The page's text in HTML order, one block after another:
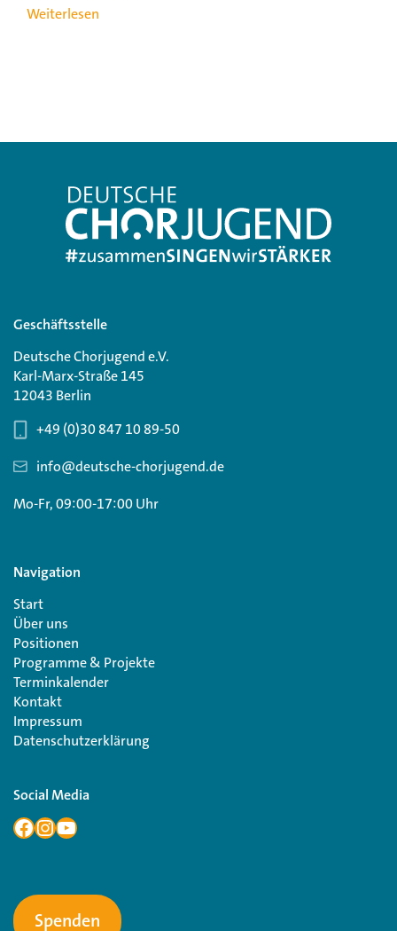
Weiterlesen
Geschäftsstelle
Deutsche Chorjugend e.V.
Karl-Marx-Straße 145
12043 Berlin
+49 (0)30 847 10 89-50
info@deutsche-chorjugend.de
Mo-Fr, 09:00-17:00 Uhr
Navigation
Start
Über uns
Positionen
Programme & Projekte
Terminkalender
Kontakt
Impressum
Datenschutzerklärung
Social Media
Spenden